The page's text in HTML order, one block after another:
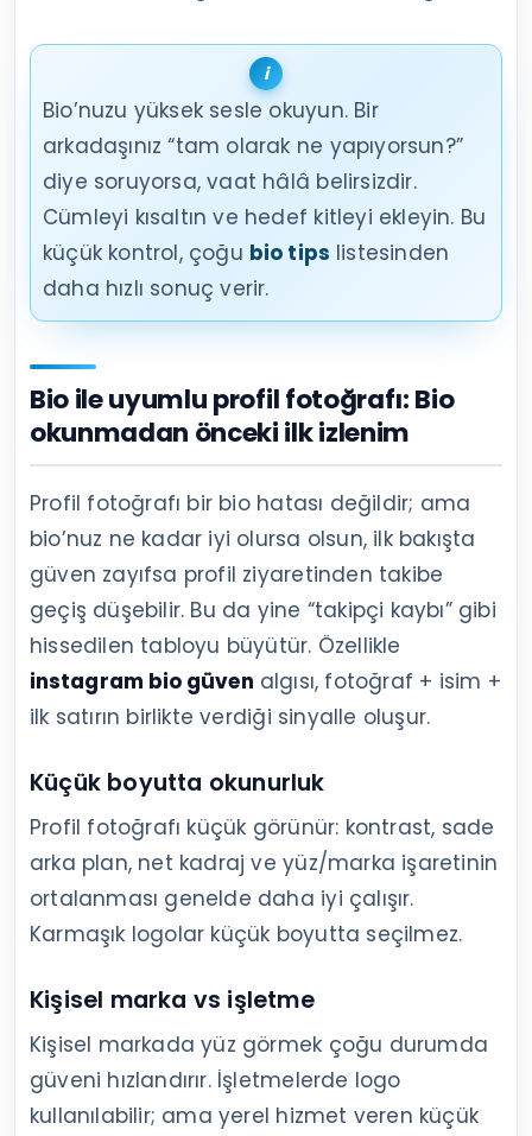
Bio’nuzu yüksek sesle okuyun. Bir
arkadaşınız “tam olarak ne yapıyorsun?”
diye soruyorsa, vaat hâlâ belirsizdir.
Cümleyi kısaltın ve hedef kitleyi ekleyin. Bu
küçük kontrol, çoğu bio tips listesinden
daha hızlı sonuç verir.
Bio ile uyumlu profil fotoğrafı: Bio
okunmadan önceki ilk izlenim
Profil fotoğrafı bir bio hatası değildir; ama
bio’nuz ne kadar iyi olursa olsun, ilk bakışta
güven zayıfsa profil ziyaretinden takibe
geçiş düşebilir. Bu da yine “takipçi kaybı” gibi
hissedilen tabloyu büyütür. Özellikle
instagram bio güven algısı, fotoğraf + isim +
ilk satırın birlikte verdiği sinyalle oluşur.
Küçük boyutta okunurluk
Profil fotoğrafı küçük görünür: kontrast, sade
arka plan, net kadraj ve yüz/marka işaretinin
ortalanması genelde daha iyi çalışır.
Karmaşık logolar küçük boyutta seçilmez.
Kişisel marka vs işletme
Kişisel markada yüz görmek çoğu durumda
güveni hızlandırır. İşletmelerde logo
kullanılabilir; ama yerel hizmet veren küçük